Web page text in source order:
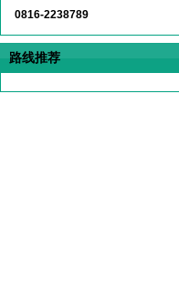
0816-2238789
路线推荐